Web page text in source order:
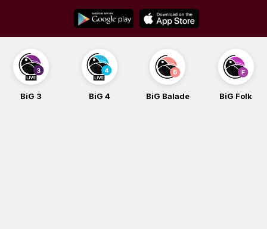
content
BiG 3 BiG 4 BiG Balade BiG Folk